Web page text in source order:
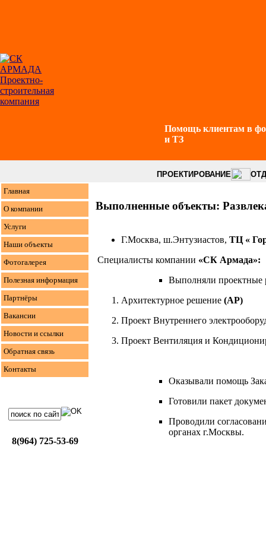
Помощь клиентам в
и ТЗ
ПРОЕКТИРОВАНИЕ
Главная
О компании
Услуги
Наши объекты
Фотогалерея
Полезная информация
Партнёры
Вакансии
Новости и ссылки
Обратная связь
Контакты
8(964) 725-53-69
Выполненные объекты:
Г.Москва, ш.Энтузиастов, ТЦ «
Специалисты компании «СК Армада»:
Выполняли проектные
Архитектурное решение (АР)
Проект Внутреннего
Проект Вентиляция и
Оказывали помощь
Готовили пакет
Проводили
органах г.Москвы.